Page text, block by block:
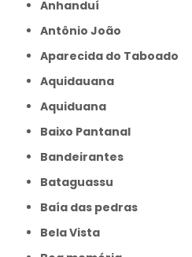
Anhanduí
Antônio João
Aparecida do Taboado
Aquidauana
Aquiduana
Baixo Pantanal
Bandeirantes
Bataguassu
Baía das pedras
Bela Vista